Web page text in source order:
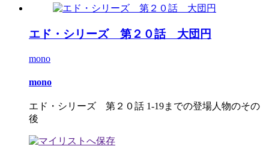
エド・シリーズ 第２０話 大団円
mono
mono
エド・シリーズ 第２０話 1-19までの登場人物のその
後